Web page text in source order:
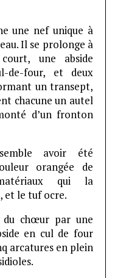
une nef unique à
Il se prolonge à
une abside
de-four, et deux
un transept,
chacune un autel
d’un fronton
avoir été
orangée de
qui la
et le tuf ocre.
du chœur par une
en cul de four
arcatures en plein